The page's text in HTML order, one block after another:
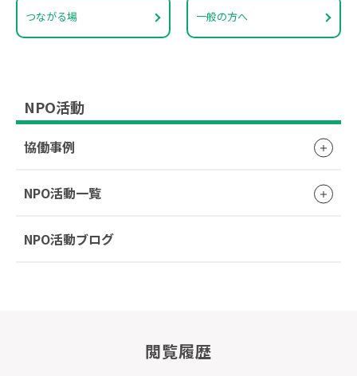
つながる場 一般の方へ
NPO活動
協働事例
NPO活動一覧
NPO活動ブログ
閲覧履歴